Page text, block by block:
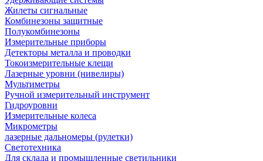
Жилеты сигнальные
Комбинезоны защитные
Полукомбинезоны
Измерительные приборы
Детекторы металла и проводки
Токоизмерительные клещи
Лазерные уровни (нивелиры)
Мультиметры
Ручной измерительный инструмент
Гидроуровни
Измерительные колеса
Микрометры
лазерные дальномеры (рулетки)
Светотехника
Для склада и промышленные светильники